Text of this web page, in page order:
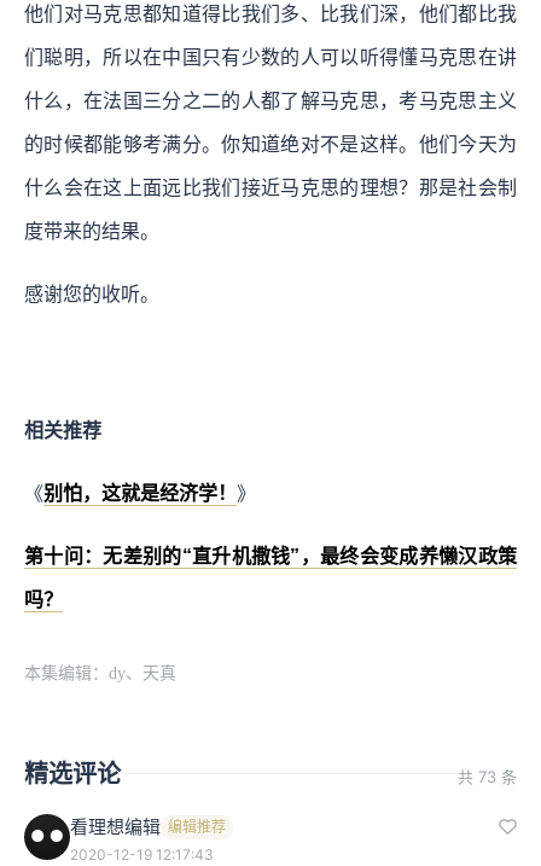
他们对马克思都知道得比我们多、比我们深，他们都比我
们聪明，所以在中国只有少数的人可以听得懂马克思在讲
什么，在法国三分之二的人都了解马克思，考马克思主义
的时候都能够考满分。你知道绝对不是这样。他们今天为
什么会在这上面远比我们接近马克思的理想？那是社会制
度带来的结果。
感谢您的收听。
相关推荐
《别怕，这就是经济学！ 》
第十问：无差别的“直升机撒钱”，最终会变成养懒汉政策
吗？
本集编辑：dy、天真
精选评论 共 73 条
看理想编辑 编辑推荐
2020-12-19 12:17:43